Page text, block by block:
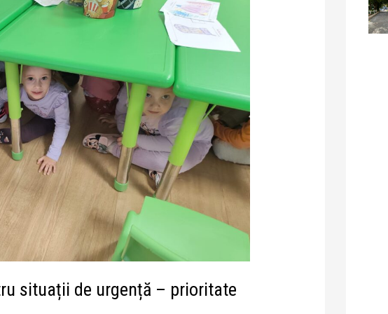
situații de urgență – prioritate